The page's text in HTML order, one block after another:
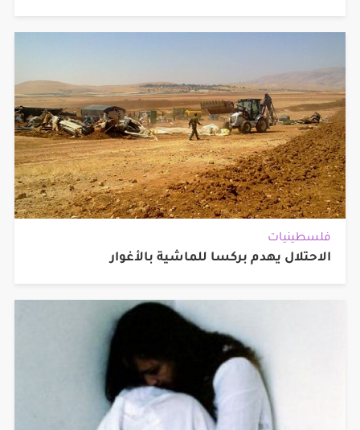
فلسطينيات
الاحتلال يهدم بركسا للماشية بالأغوار